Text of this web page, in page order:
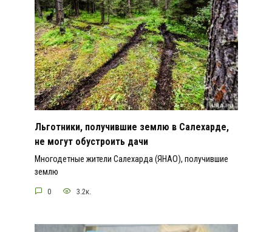
Льготники, получившие землю в Салехарде,
не могут обустроить дачи
Многодетные жители Салехарда (ЯНАО), получившие
землю
0 3.2к.